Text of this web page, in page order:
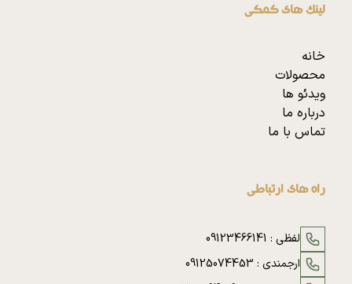
لینک های کمکی
خانه
محصولات
ویدئو ها
درباره ما
تماس با ما
راه های ارتباطی
لفظی : 09123466141
ارجمندی : 09125074453